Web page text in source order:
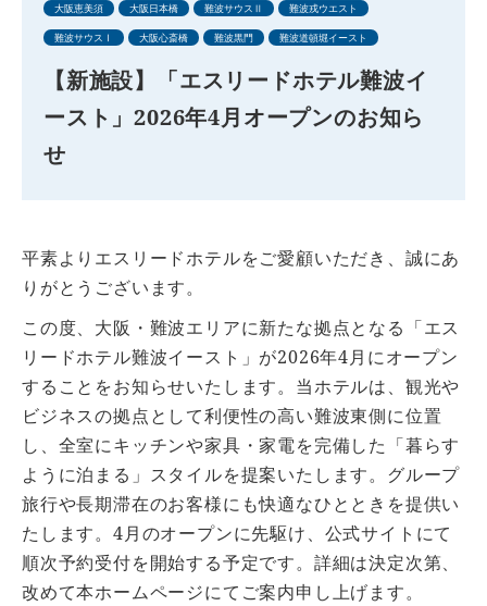
大阪恵美須 大阪日本橋 難波サウスⅡ 難波戎ウエスト
難波サウスⅠ 大阪心斎橋 難波黒門 難波道頓堀イースト
【新施設】「エスリードホテル難波イ
ースト」2026年4月オープンのお知ら
せ
平素よりエスリードホテルをご愛顧いただき、誠にあ
りがとうございます。
この度、大阪・難波エリアに新たな拠点となる「エス
リードホテル難波イースト」が2026年4月にオープン
することをお知らせいたします。当ホテルは、観光や
ビジネスの拠点として利便性の高い難波東側に位置
し、全室にキッチンや家具・家電を完備した「暮らす
ように泊まる」スタイルを提案いたします。グループ
旅行や長期滞在のお客様にも快適なひとときを提供い
たします。4月のオープンに先駆け、公式サイトにて
順次予約受付を開始する予定です。詳細は決定次第、
改めて本ホームページにてご案内申し上げます。